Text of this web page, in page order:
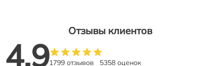
Отзывы клиентов
4.91799 отзывов 5358 оценок